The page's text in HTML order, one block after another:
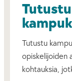
Tutustu
opiskelijoiden
kohtauksia,